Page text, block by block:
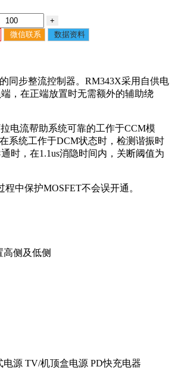
+
微信联系 数据资料
同步整流控制器。RM343X采用自供电
，在正端放置时无需额外的辅助绕
电流帮助系统可靠的工作于CCM模
系统工作于DCM状态时，检测谐振时
时，在1.1us消隐时间内，关断阈值为
中保护MOSFET不会误开通。
侧及低侧
源 TV/机顶盒电源 PD快充电器